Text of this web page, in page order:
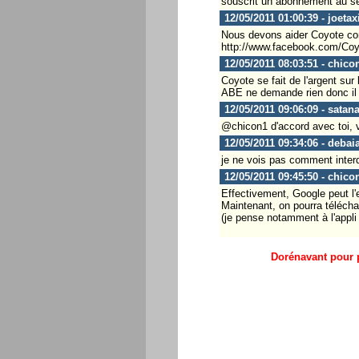
12/05/2011 01:00:39 -
Nous devons aider Coyote
http://www.facebook.com/
12/05/2011 08:03:51 -
Coyote se fait de l'argent
ABE ne demande rien donc
12/05/2011 09:06:09 -
@chicon1 d'accord avec toi,
12/05/2011 09:34:06 -
je ne vois pas comment
12/05/2011 09:45:50 -
Effectivement, Google peut
Maintenant, on pourra
(je pense notamment à
Dorénavant pour